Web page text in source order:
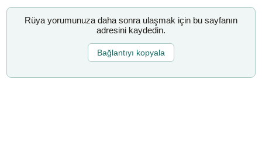
Rüya yorumunuza daha sonra ulaşmak için bu sayfanın
adresini kaydedin.
Bağlantıyı kopyala